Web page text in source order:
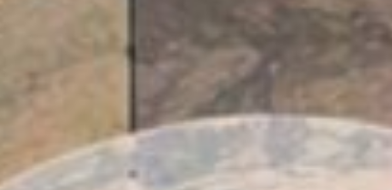
Historia del Arte
Narrativas Digitales
Opciones Académicas
Educación Continua